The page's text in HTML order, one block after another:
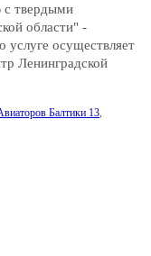
твердыми
области" -
услуге осуществляет
Ленинградской
Балтики 13,